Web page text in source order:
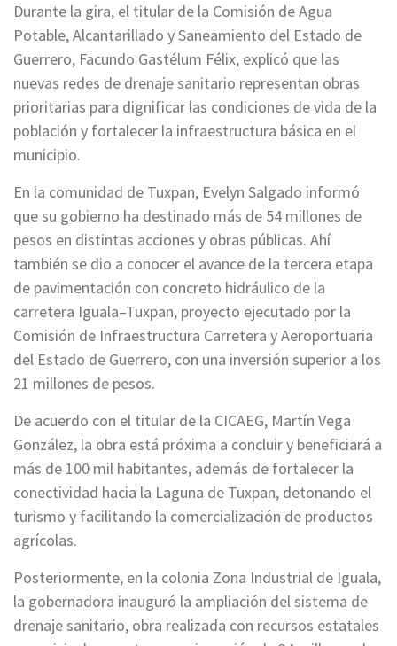
Durante la gira, el titular de la Comisión de Agua
Potable, Alcantarillado y Saneamiento del Estado de
Guerrero, Facundo Gastélum Félix, explicó que las
nuevas redes de drenaje sanitario representan obras
prioritarias para dignificar las condiciones de vida de la
población y fortalecer la infraestructura básica en el
municipio.
En la comunidad de Tuxpan, Evelyn Salgado informó
que su gobierno ha destinado más de 54 millones de
pesos en distintas acciones y obras públicas. Ahí
también se dio a conocer el avance de la tercera etapa
de pavimentación con concreto hidráulico de la
carretera Iguala–Tuxpan, proyecto ejecutado por la
Comisión de Infraestructura Carretera y Aeroportuaria
del Estado de Guerrero, con una inversión superior a los
21 millones de pesos.
De acuerdo con el titular de la CICAEG, Martín Vega
González, la obra está próxima a concluir y beneficiará a
más de 100 mil habitantes, además de fortalecer la
conectividad hacia la Laguna de Tuxpan, detonando el
turismo y facilitando la comercialización de productos
agrícolas.
Posteriormente, en la colonia Zona Industrial de Iguala,
la gobernadora inauguró la ampliación del sistema de
drenaje sanitario, obra realizada con recursos estatales